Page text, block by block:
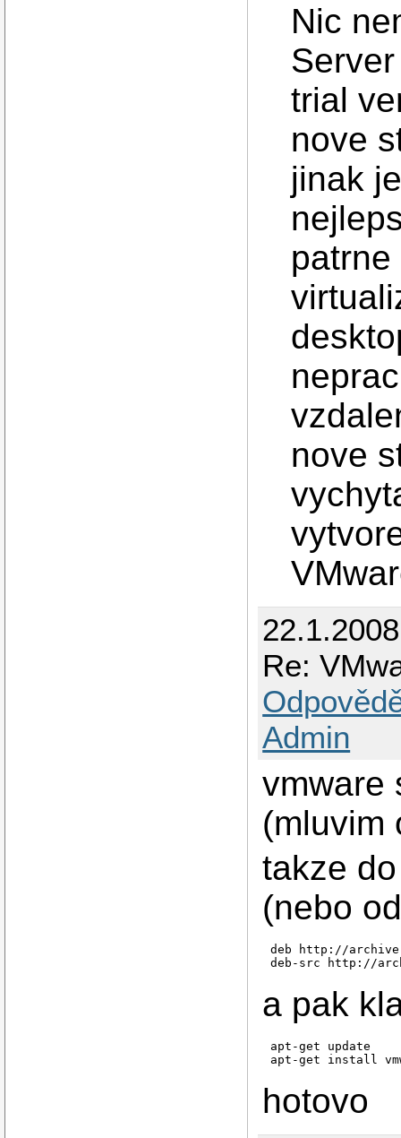
Nic
trial
nove
jinak
nove
Re:
Admin
vmware
(mluvim
takze
(nebo
deb http://
deb-src http://
a pak
apt-get update
apt-get install
hotovo